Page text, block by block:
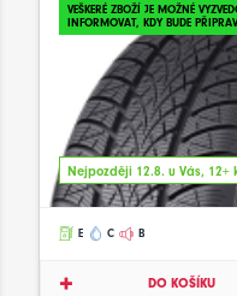
VEŠKERÉ ZBOŽÍ JE MOŽNÉ
INFORMOVAT, KDY BUDE
Nejpozději 12.8. u Vás, 12+
E C B
DO KOŠÍKU